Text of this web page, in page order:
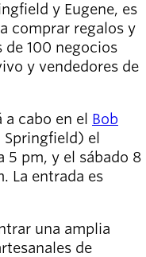
y Eugene, es
comprar regalos y
100 negocios
y vendedores de
cabo en el Bob
Springfield) el
5 pm, y el sábado 8
La entrada es
una amplia
de